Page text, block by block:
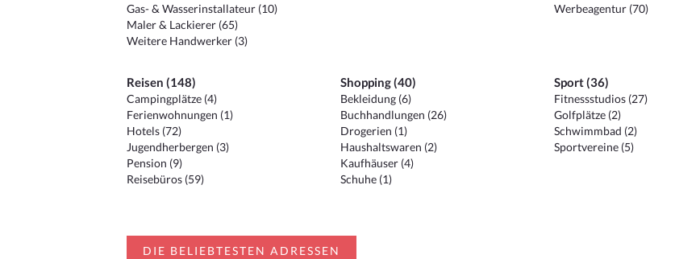
Gas- & Wasserinstallateur (10)
Maler & Lackierer (65)
Weitere Handwerker (3)
Werbeagentur (70)
Reisen (148)
Campingplätze (4)
Ferienwohnungen (1)
Hotels (72)
Jugendherbergen (3)
Pension (9)
Reisebüros (59)
Shopping (40)
Bekleidung (6)
Buchhandlungen (26)
Drogerien (1)
Haushaltswaren (2)
Kaufhäuser (4)
Schuhe (1)
Sport (36)
Fitnessstudios (27)
Golfplätze (2)
Schwimmbad (2)
Sportvereine (5)
DIE BELIEBTESTEN ADRESSEN